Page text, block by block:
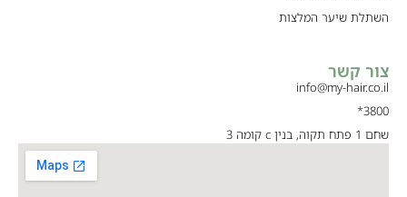
השתלת שיער המלצות
צור קשר
info@my-hair.co.il
3800*
שחם 1 פתח תקוה, בנין c קומה 3